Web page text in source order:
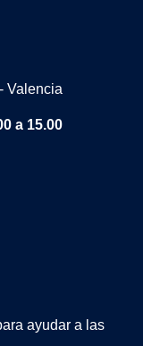
Valencia
a 15.00
ayudar a las